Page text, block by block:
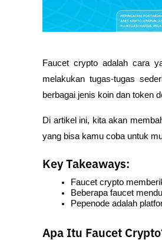
Faucet crypto adalah cara
melakukan tugas-tugas
berbagai jenis koin dan token
Di artikel ini, kita akan
yang bisa kamu coba untuk
Key Takeaways:
Faucet crypto
Beberapa faucet
Pepenode adalah
Apa Itu Faucet